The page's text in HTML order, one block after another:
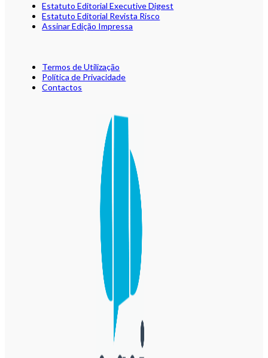
Estatuto Editorial Executive Digest
Estatuto Editorial Revista Risco
Assinar Edição Impressa
Termos de Utilização
Política de Privacidade
Contactos